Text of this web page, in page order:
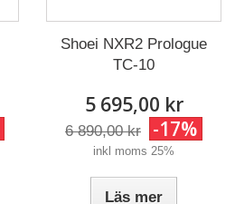
Shoei NXR2 Prologue
TC-10
5 695,00 kr
6 890,00 kr -17%
inkl moms 25%
Läs mer